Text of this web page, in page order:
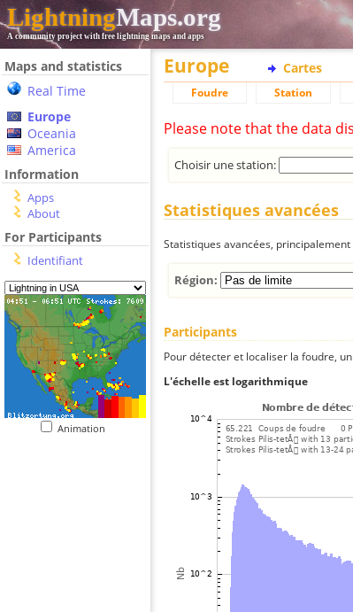
LightningMaps.org
A community project with free lightning maps and apps
Maps and statistics
Real Time
Europe
Oceania
America
Information
Apps
About
For Participants
Identifiant
Animation
Europe Cartes
Foudre Station
Please note that the data
Choisir une station:
Statistiques avancées
Statistiques avancées,
Région:
Participants
Pour détecter et localiser la foudre,
L'échelle est logarithmique